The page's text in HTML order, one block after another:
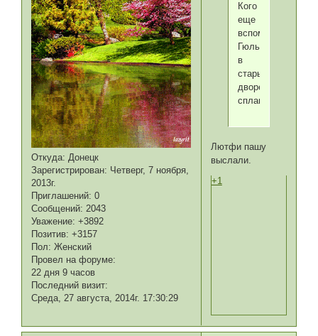
Откуда: Донецк
Зарегистрирован: Четверг, 7 ноября,
2013г.
Приглашений: 0
Сообщений: 2043
Уважение: +3892
Позитив: +3157
Пол: Женский
Провел на форуме:
22 дня 9 часов
Последний визит:
Среда, 27 августа, 2014г. 17:30:29
Кого
еще
вспомним?
Гюльнихаль
в
старый
дворец
сплавили.
Лютфи пашу
выслали.
+1